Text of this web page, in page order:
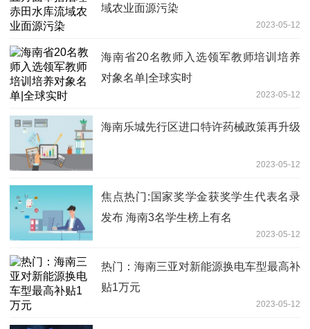
域农业面源污染
2023-05-12
海南省20名教师入选领军教师培训培养
对象名单|全球实时
2023-05-12
海南乐城先行区进口特许药械政策再升级
2023-05-12
焦点热门:国家奖学金获奖学生代表名录
发布 海南3名学生榜上有名
2023-05-12
热门：海南三亚对新能源换电车型最高补
贴1万元
2023-05-12